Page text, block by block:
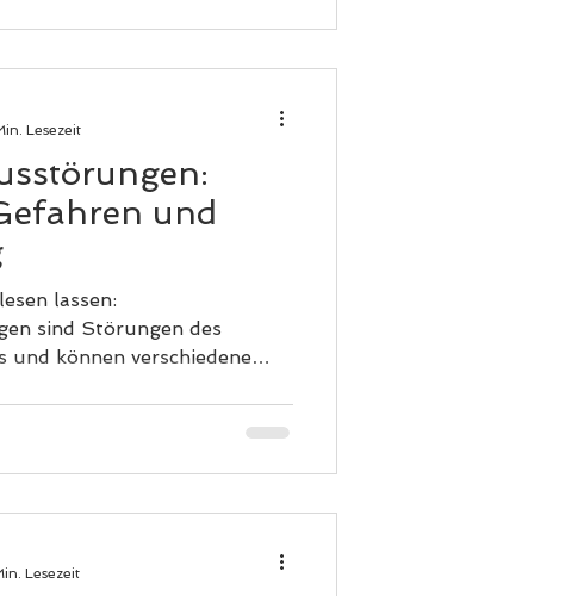
und
lassen:
sind Störungen des
und können verschiedene
Lesezeit
Lesezeit